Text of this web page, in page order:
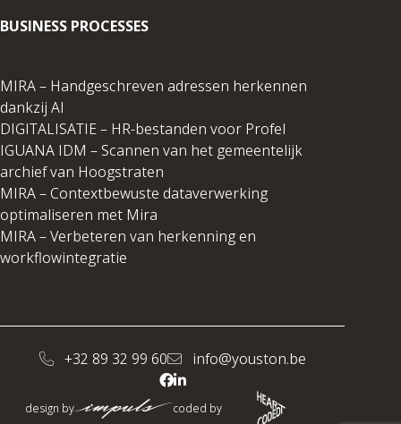
BUSINESS PROCESSES
MIRA – Handgeschreven adressen herkennen
dankzij AI
DIGITALISATIE – HR-bestanden voor Profel
IGUANA IDM – Scannen van het gemeentelijk
archief van Hoogstraten
MIRA – Contextbewuste dataverwerking
optimaliseren met Mira
MIRA – Verbeteren van herkenning en
workflowintegratie
+32 89 32 99 60 info@youston.be
design by coded by